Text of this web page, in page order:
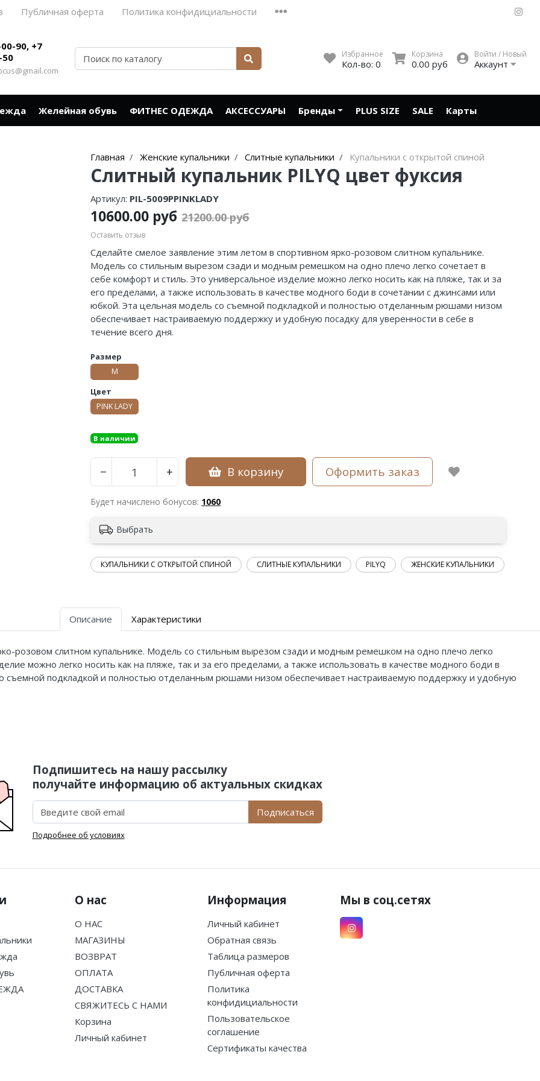
Публичная оферта Политика конфидициальности
90, +7
50
Избранное
Кол-во: 0
Корзина
0.00 руб
Войти / Новый
Аккаунт
Желейная обувь ФИТНЕС ОДЕЖДА АКСЕССУАРЫ Бренды PLUS SIZE SALE Карты
Главная Женские купальники Слитные купальники Купальники с открытой спиной
Слитный купальник PILYQ цвет фуксия
Артикул: PIL-5009PPINKLADY
10600.00 руб 21200.00 руб
Оставить отзыв
Сделайте смелое заявление этим летом в спортивном ярко-розовом слитном купальнике.
Модель со стильным вырезом сзади и модным ремешком на одно плечо легко сочетает в
себе комфорт и стиль. Это универсальное изделие можно легко носить как на пляже, так и за
его пределами, а также использовать в качестве модного боди в сочетании с джинсами или
юбкой. Эта цельная модель со съемной подкладкой и полностью отделанным рюшами низом
обеспечивает настраиваемую поддержку и удобную посадку для уверенности в себе в
течение всего дня.
Размер
M
Цвет
PINK LADY
В наличии
− + В корзину Оформить заказ
Будет начислено бонусов: 1060
Выбрать
КУПАЛЬНИКИ С ОТКРЫТОЙ СПИНОЙ СЛИТНЫЕ КУПАЛЬНИКИ PILYQ ЖЕНСКИЕ КУПАЛЬНИКИ
Описание Характеристики
розовом слитном купальнике. Модель со стильным вырезом сзади и модным ремешком на одно плечо легко
можно легко носить как на пляже, так и за его пределами, а также использовать в качестве модного боди в
съемной подкладкой и полностью отделанным рюшами низом обеспечивает настраиваемую поддержку и удобную
Подпишитесь на нашу рассылку
получайте информацию об актуальных скидках
Подписаться
Подробнее об условиях
О нас
О НАС
МАГАЗИНЫ
ВОЗВРАТ
ОПЛАТА
ДОСТАВКА
СВЯЖИТЕСЬ С НАМИ
Корзина
Личный кабинет
Информация
Личный кабинет
Обратная связь
Таблица размеров
Публичная оферта
Политика
конфидициальности
Пользовательское
соглашение
Сертификаты качества
Мы в соц.сетях